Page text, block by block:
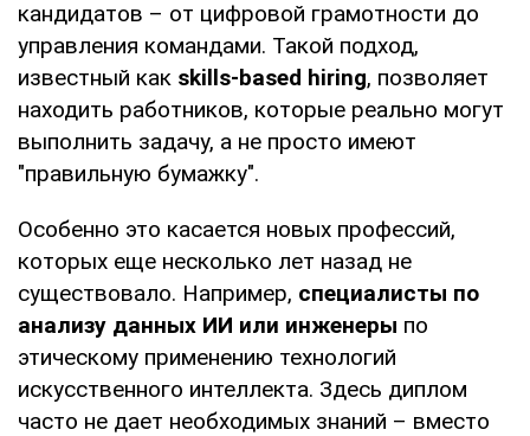
кандидатов – от цифровой грамотности до
управления командами. Такой подход,
известный как skills-based hiring, позволяет
находить работников, которые реально могут
выполнить задачу, а не просто имеют
"правильную бумажку".
Особенно это касается новых профессий,
которых еще несколько лет назад не
существовало. Например, специалисты по
анализу данных ИИ или инженеры по
этическому применению технологий
искусственного интеллекта. Здесь диплом
часто не дает необходимых знаний – вместо